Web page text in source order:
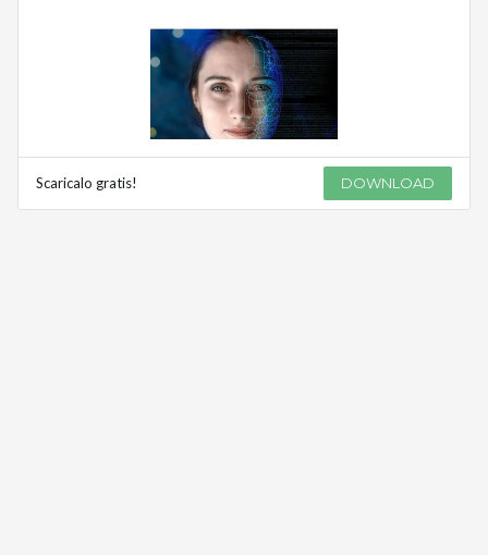
Scaricalo gratis! DOWNLOAD